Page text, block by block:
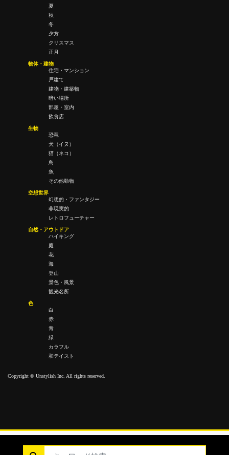
夏
秋
冬
夕方
クリスマス
正月
物体・建物
住宅・マンション
戸建て
建物・建築物
暗い場所
部屋・室内
飲食店
生物
恐竜
犬（イヌ）
猫（ネコ）
鳥
魚
その他動物
空想世界
幻想的・ファンタジー
非現実的
レトロフューチャー
自然・アウトドア
ハイキング
庭
花
海
登山
景色・風景
観光名所
色
白
赤
青
緑
カラフル
和テイスト
Copyright © Unstylish Inc. All rights reserved.